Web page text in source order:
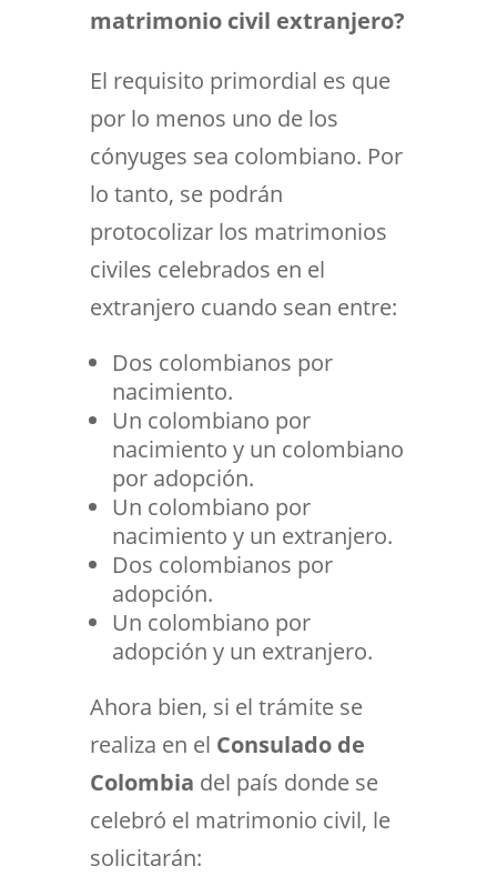
matrimonio civil extranjero?
El requisito primordial es que
por lo menos uno de los
cónyuges sea colombiano. Por
lo tanto, se podrán
protocolizar los matrimonios
civiles celebrados en el
extranjero cuando sean entre:
Dos colombianos por
nacimiento.
Un colombiano por
nacimiento y un colombiano
por adopción.
Un colombiano por
nacimiento y un extranjero.
Dos colombianos por
adopción.
Un colombiano por
adopción y un extranjero.
Ahora bien, si el trámite se
realiza en el Consulado de
Colombia del país donde se
celebró el matrimonio civil, le
solicitarán: